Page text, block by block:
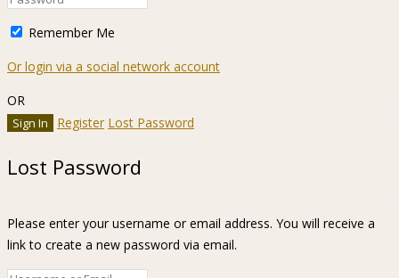
Remember Me
Or login via a social network account
OR
Register Lost Password
Lost Password
Please enter your username or email address. You will receive a
link to create a new password via email.